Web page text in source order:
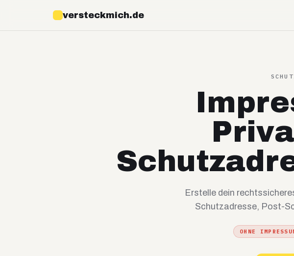
versteckmich.de
Erstelle dein
Schutzadresse, Post-
OHNE